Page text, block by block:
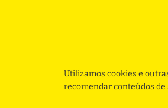
Utilizamos cookies e
recomendar conteúdos de